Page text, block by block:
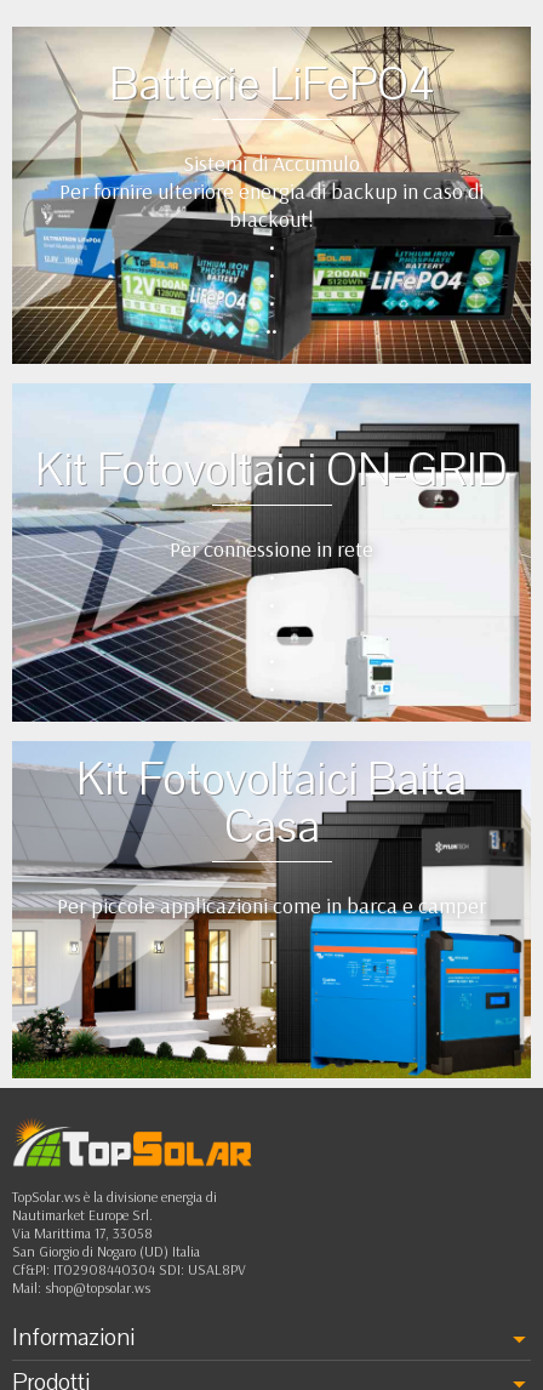
Batterie LiFePO4
Sistemi di Accumulo
Per fornire ulteriore energia di backup in caso di
blackout!
•
•
•
••
Kit Fotovoltaici ON-GRID
Per connessione in rete
•
•
Kit Fotovoltaici Baita
Casa
Per piccole applicazioni come in barca e camper
•
•
•
•
••
TopSolar.ws è la divisione energia di
Nautimarket Europe Srl.
Via Marittima 17, 33058
San Giorgio di Nogaro (UD) Italia
Cf&PI: IT02908440304 SDI: USAL8PV
Mail: shop@topsolar.ws
Informazioni
Prodotti